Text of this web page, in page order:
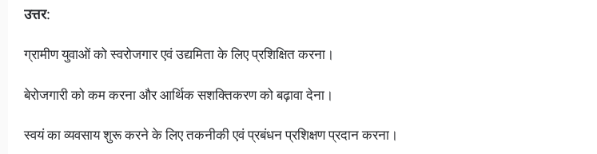
उत्तर:
ग्रामीण युवाओं को स्वरोजगार एवं उद्यमिता के लिए प्रशिक्षित करना।
बेरोजगारी को कम करना और आर्थिक सशक्तिकरण को बढ़ावा देना।
स्वयं का व्यवसाय शुरू करने के लिए तकनीकी एवं प्रबंधन प्रशिक्षण प्रदान करना।